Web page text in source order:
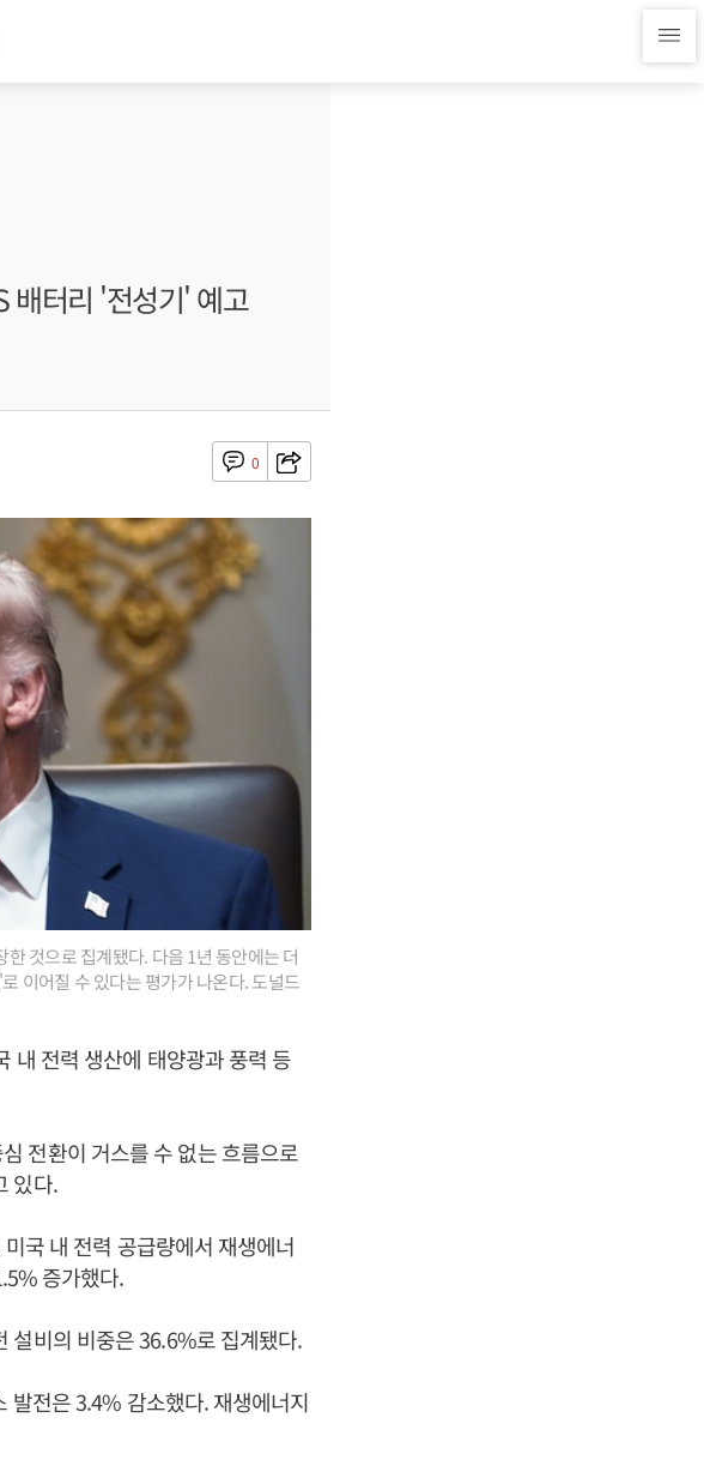
배터리 '전성기' 예고
0
것으로 집계됐다. 다음 1년 동안에는 더
이어질 수 있다는 평가가 나온다. 도널드
내 전력 생산에 태양광과 풍력 등
전환이 거스를 수 없는 흐름으로
있다.
국 내 전력 공급량에서 재생에너
증가했다.
설비의 비중은 36.6%로 집계됐다.
발전은 3.4% 감소했다. 재생에너지